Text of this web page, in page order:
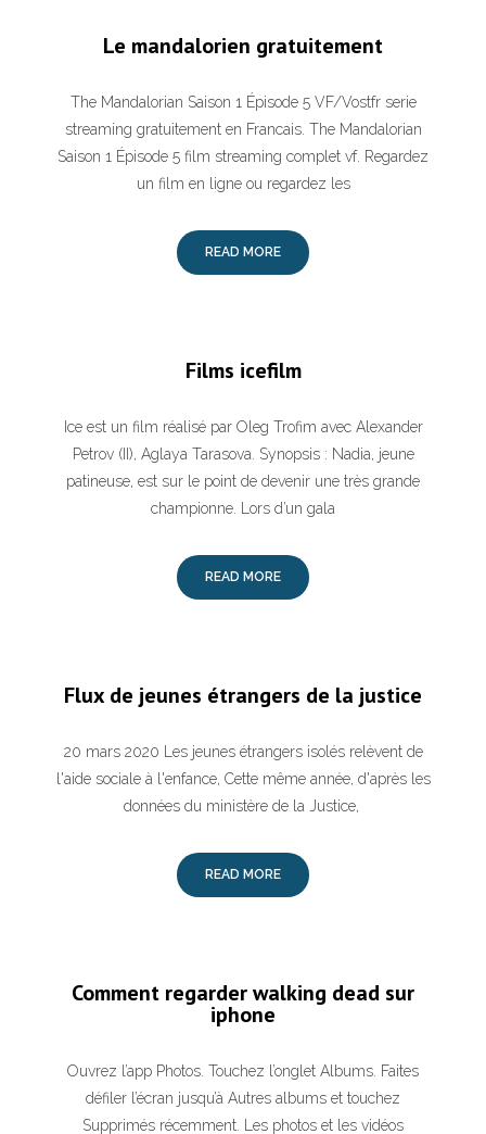
Le mandalorien gratuitement
The Mandalorian Saison 1 Épisode 5 VF/Vostfr serie
streaming gratuitement en Francais. The Mandalorian
Saison 1 Épisode 5 film streaming complet vf. Regardez
un film en ligne ou regardez les
READ MORE
Films icefilm
Ice est un film réalisé par Oleg Trofim avec Alexander
Petrov (II), Aglaya Tarasova. Synopsis : Nadia, jeune
patineuse, est sur le point de devenir une très grande
championne. Lors d’un gala
READ MORE
Flux de jeunes étrangers de la justice
20 mars 2020 Les jeunes étrangers isolés relèvent de
l'aide sociale à l'enfance, Cette même année, d'après les
données du ministère de la Justice,
READ MORE
Comment regarder walking dead sur
iphone
Ouvrez l’app Photos. Touchez l’onglet Albums. Faites
défiler l’écran jusqu’à Autres albums et touchez
Supprimés récemment. Les photos et les vidéos